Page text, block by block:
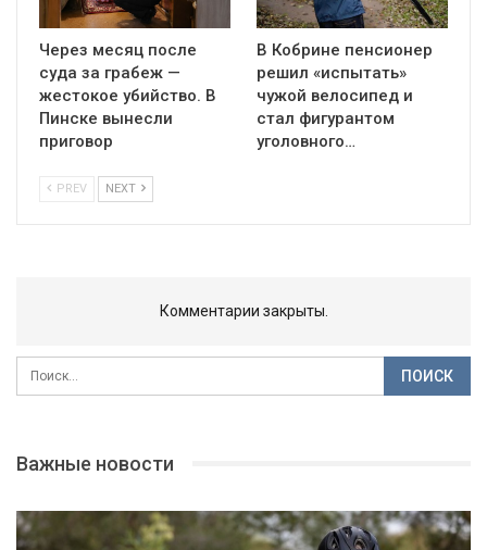
Через месяц после
суда за грабеж —
жестокое убийство. В
Пинске вынесли
приговор
В Кобрине пенсионер
решил «испытать»
чужой велосипед и
стал фигурантом
уголовного…
PREV NEXT
Комментарии закрыты.
Важные новости